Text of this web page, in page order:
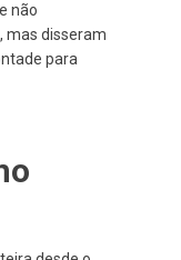
não
mas disseram
para